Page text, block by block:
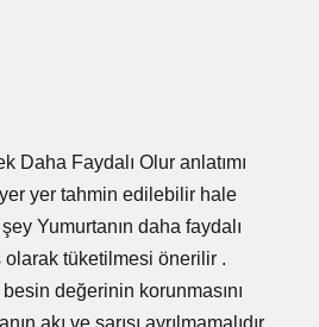
Daha Faydalı Olur anlatımı
yer tahmin edilebilir hale
Yumurtanın daha faydalı
olarak tüketilmesi önerilir .
değerinin korunmasını
akı ve sarısı ayrılmamalıdır.